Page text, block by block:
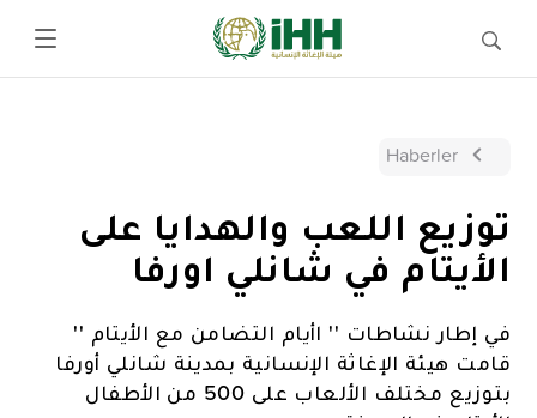
Haberler
توزيع اللعب والهدايا على
الأيتام في شانلي اورفا
في إطار نشاطات '' اأيام التضامن مع الأيتام ''
قامت هيئة الإغاثة الإنسانية بمدينة شانلي أورفا
بتوزيع مختلف الألعاب على 500 من الأطفال